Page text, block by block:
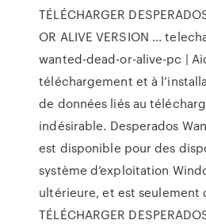
TÉLÉCHARGER
OR ALIVE VERSION ...
wanted-dead-or-alive-pc |
téléchargement et à
de données liés au
indésirable. Desperados
est disponible pour des
système d’exploitation
ultérieure, et est seulement
TÉLÉCHARGER